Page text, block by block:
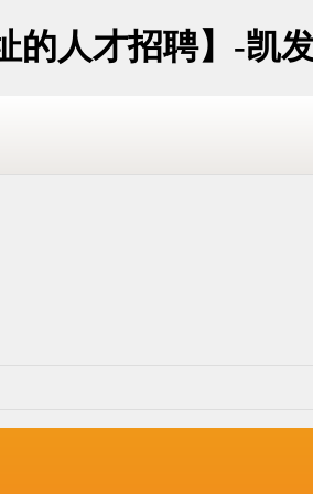
的人才招聘】-凯